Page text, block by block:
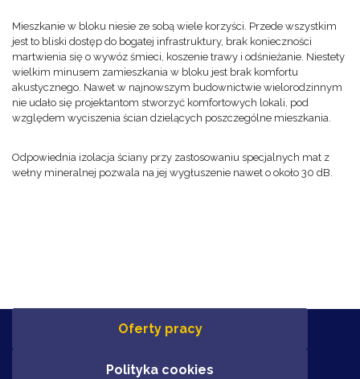
Mieszkanie w bloku niesie ze sobą wiele korzyści. Przede wszystkim
jest to bliski dostęp do bogatej infrastruktury, brak konieczności
martwienia się o wywóz śmieci, koszenie trawy i odśnieżanie. Niestety
wielkim minusem zamieszkania w bloku jest brak komfortu
akustycznego. Nawet w najnowszym budownictwie wielorodzinnym
nie udało się projektantom stworzyć komfortowych lokali, pod
względem wyciszenia ścian dzielących poszczególne mieszkania.
Odpowiednia izolacja ściany przy zastosowaniu specjalnych mat z
wełny mineralnej pozwala na jej wygłuszenie nawet o około 30 dB.
Oferty pracy
Polityka cookies